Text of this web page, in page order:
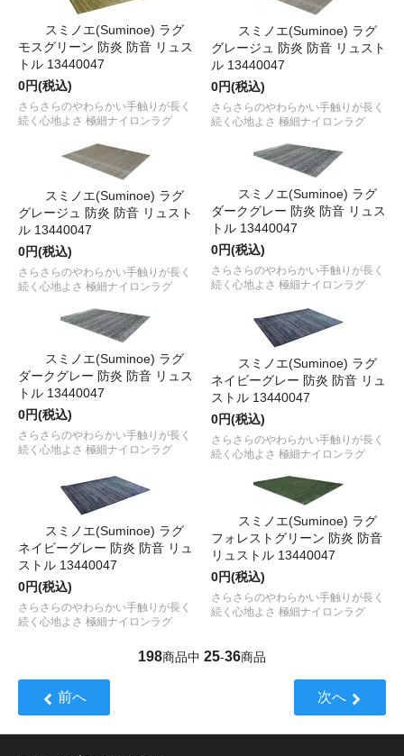
スミノエ(Suminoe) ラグ
モスグリーン 防炎 防音 リュス
トル 13440047
0円(税込)
さらさらのやわらかい手触りが長く
続く心地よさ 極細ナイロンラグ
スミノエ(Suminoe) ラグ
グレージュ 防炎 防音 リュスト
ル 13440047
0円(税込)
さらさらのやわらかい手触りが長く
続く心地よさ 極細ナイロンラグ
スミノエ(Suminoe) ラグ
グレージュ 防炎 防音 リュスト
ル 13440047
0円(税込)
さらさらのやわらかい手触りが長く
続く心地よさ 極細ナイロンラグ
スミノエ(Suminoe) ラグ
ダークグレー 防炎 防音 リュス
トル 13440047
0円(税込)
さらさらのやわらかい手触りが長く
続く心地よさ 極細ナイロンラグ
スミノエ(Suminoe) ラグ
ダークグレー 防炎 防音 リュス
トル 13440047
0円(税込)
さらさらのやわらかい手触りが長く
続く心地よさ 極細ナイロンラグ
スミノエ(Suminoe) ラグ
ネイビーグレー 防炎 防音 リュ
ストル 13440047
0円(税込)
さらさらのやわらかい手触りが長く
続く心地よさ 極細ナイロンラグ
スミノエ(Suminoe) ラグ
ネイビーグレー 防炎 防音 リュ
ストル 13440047
0円(税込)
さらさらのやわらかい手触りが長く
続く心地よさ 極細ナイロンラグ
スミノエ(Suminoe) ラグ
フォレストグリーン 防炎 防音
リュストル 13440047
0円(税込)
さらさらのやわらかい手触りが長く
続く心地よさ 極細ナイロンラグ
198商品中 25-36商品
前へ 次へ